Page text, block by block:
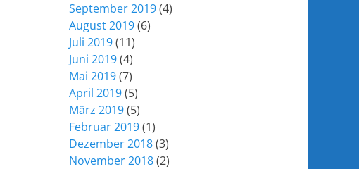
September 2019(4)
August 2019(6)
Juli 2019(11)
Juni 2019(4)
Mai 2019(7)
April 2019(5)
März 2019(5)
Februar 2019(1)
Dezember 2018(3)
November 2018(2)